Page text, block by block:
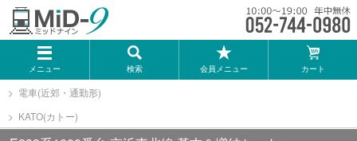
メニュー 検索 会員メニュー カート
メーカー一覧
TOMIX
KATO
電車(近郊・通勤形)
KATO(カトー)